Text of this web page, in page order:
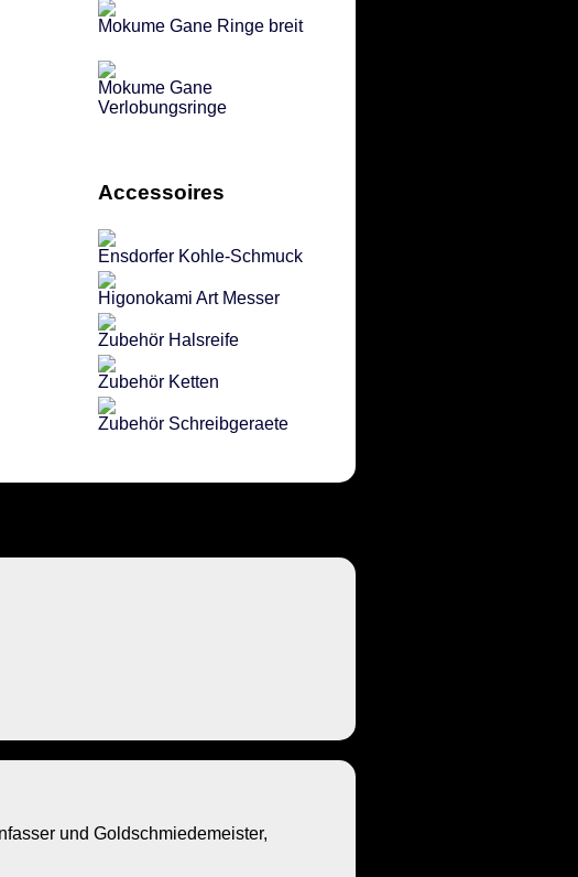
Mokume Gane Ringe breit
Mokume Gane
Verlobungsringe
Accessoires
Ensdorfer Kohle-Schmuck
Higonokami Art Messer
Zubehör Halsreife
Zubehör Ketten
Zubehör Schreibgeraete
und Goldschmiedemeister,